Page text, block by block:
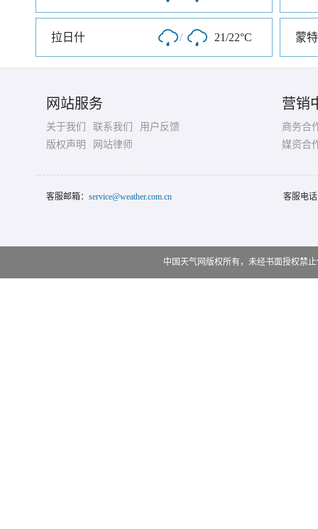
拉日什 / 21/22°C 蒙
网站服务
关于我们 联系我们
用户反馈
版权声明
网站律师
营销
商务合
媒资合
客服邮箱： service@weather.com.cn 客服电
中国天气网版权所有，未经书面授权